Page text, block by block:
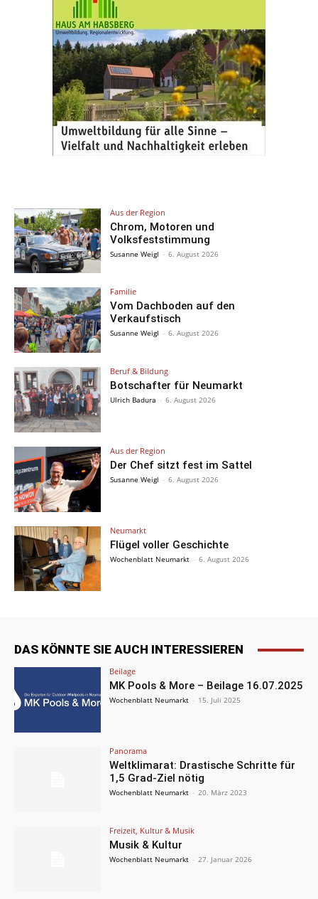
Aus der Region
Chrom, Motoren und
Volksfeststimmung
Susanne Weigl - 6. August 2026
Familie
Vom Dachboden auf den
Verkaufstisch
Susanne Weigl - 6. August 2026
Beruf & Bildung
Botschafter für Neumarkt
Ulrich Badura - 6. August 2026
Aus der Region
Der Chef sitzt fest im Sattel
Susanne Weigl - 6. August 2026
Neumarkt
Flügel voller Geschichte
Wochenblatt Neumarkt - 6. August 2026
DAS KÖNNTE SIE AUCH INTERESSIEREN
Beilage
MK Pools & More – Beilage 16.07.2025
Wochenblatt Neumarkt - 15. Juli 2025
Panorama
Weltklimarat: Drastische Schritte für
1,5 Grad-Ziel nötig
Wochenblatt Neumarkt - 20. März 2023
Freizeit, Kultur & Musik
Musik & Kultur
Wochenblatt Neumarkt - 27. Januar 2026